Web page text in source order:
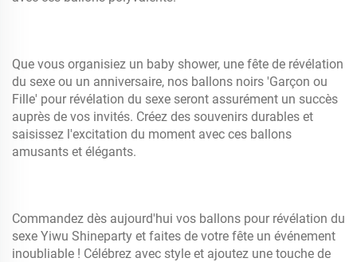
Que vous organisiez un baby shower, une fête de révélation
du sexe ou un anniversaire, nos ballons noirs 'Garçon ou
Fille' pour révélation du sexe seront assurément un succès
auprès de vos invités. Créez des souvenirs durables et
saisissez l'excitation du moment avec ces ballons
amusants et élégants.
Commandez dès aujourd'hui vos ballons pour révélation du
sexe Yiwu Shineparty et faites de votre fête un événement
inoubliable ! Célébrez avec style et ajoutez une touche de